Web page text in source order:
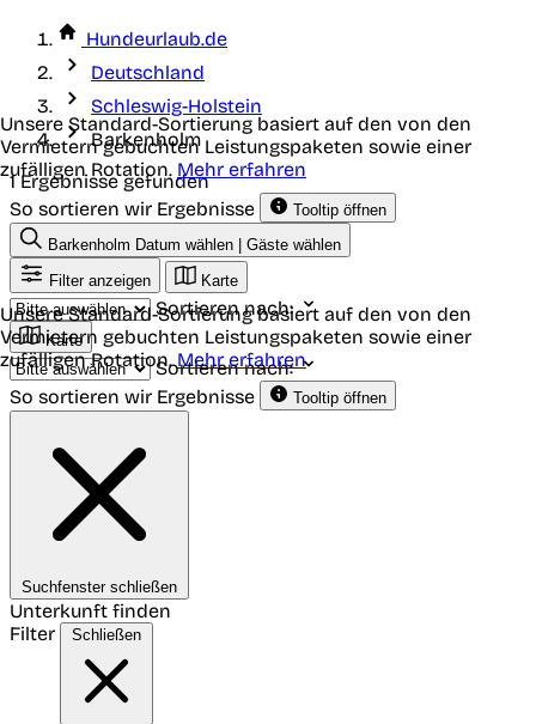
Hundeurlaub.de
Deutschland
Schleswig-Holstein
Barkenholm
1 Ergebnisse gefunden
So sortieren wir Ergebnisse
Tooltip öffnen
Unsere Standard-Sortierung basiert auf den von den
Vermietern gebuchten Leistungspaketen sowie einer
zufälligen Rotation. Mehr erfahren
Barkenholm Datum wählen | Gäste wählen
Filter anzeigen
Karte
Sortieren nach:
Karte
Sortieren nach:
So sortieren wir Ergebnisse
Tooltip öffnen
Unsere Standard-Sortierung basiert auf den von den
Vermietern gebuchten Leistungspaketen sowie einer
zufälligen Rotation.Mehr erfahren
Suchfenster schließen
Unterkunft finden
Filter
Schließen